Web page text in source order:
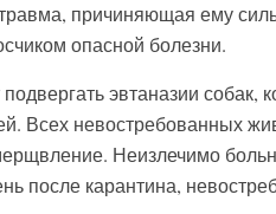
причиняющая ему
опасной болезни.
эвтаназии
Всех невостребованных
Неизлечимо
после карантина,